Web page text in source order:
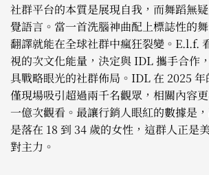
社群平台的本質是展現自我，而舞蹈無
覺語言。當一首洗腦神曲配上標誌性的
翻譯就能在全球社群中瘋狂裂變。E.l.f.
視的次文化能量，決定與 IDL 攜手合作
具戰略眼光的社群佈局。IDL 在 2025
僅現場吸引超過兩千名觀眾，相關內容
一億次觀看。最讓行銷人眼紅的數據是
是落在 18 到 34 歲的女性，這群人正是
對主力。